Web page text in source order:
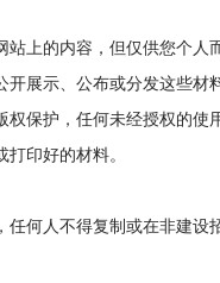
的内容，但仅供您个人
开展示、公布或分发这些
保护，任何未经授权的
印好的材料。
人不得复制或在非建设